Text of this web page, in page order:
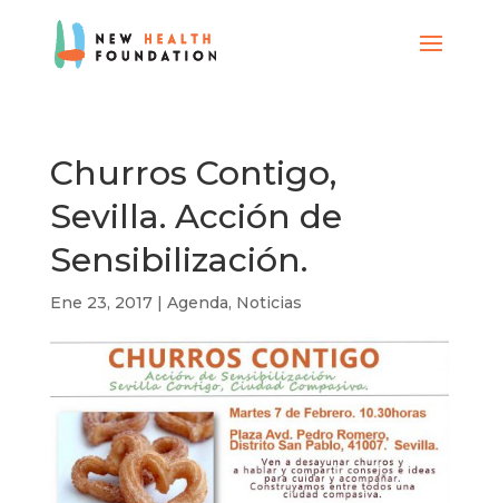
Churros Contigo,
Sevilla. Acción de
Sensibilización.
Ene 23, 2017| Agenda, Noticias